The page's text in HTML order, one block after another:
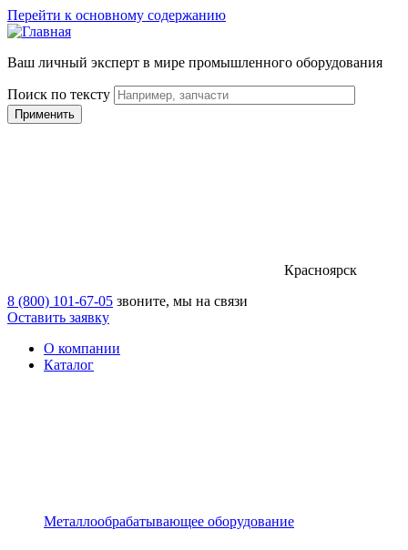
Перейти к основному содержанию
Ваш личный эксперт в мире промышленного оборудования
Поиск по тексту
Красноярск
8 (800) 101-67-05 звоните, мы на связи
Оставить заявку
О компании
Каталог
Металлообрабатывающее оборудование